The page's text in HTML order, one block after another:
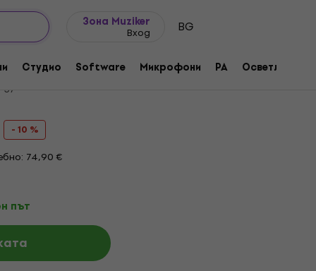
Зона Muziker
Вход BG
Студио Software Микрофони PA Осветление
Modular (Дигитален продукт)
- 10 %
74,90 €
път